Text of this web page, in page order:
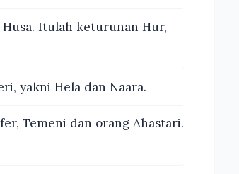
Husa. Itulah keturunan Hur,
yakni Hela dan Naara.
Temeni dan orang Ahastari.